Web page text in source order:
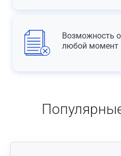
Возможность
любой момент